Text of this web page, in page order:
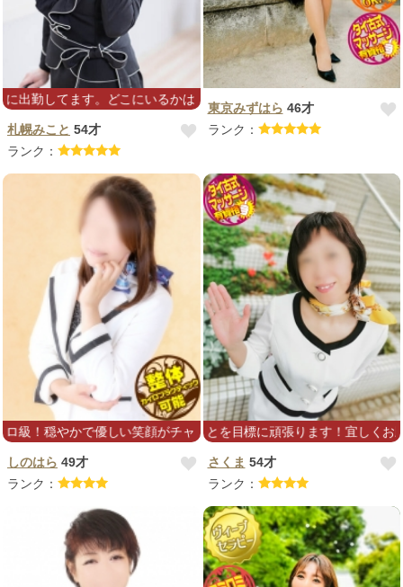
ます。どこにいるかはオペさんに聞くかTwitter見てください
札幌みこと 54才
ランク：
東京みずはら 46才
ランク：
かで優しい笑顔がチャームポイントの【しのはら】さんで癒されて
しのはら 49才
ランク：
ご満足して頂くことを目標に頑張ります！宜しくお願いしま
さくま 54才
ランク：